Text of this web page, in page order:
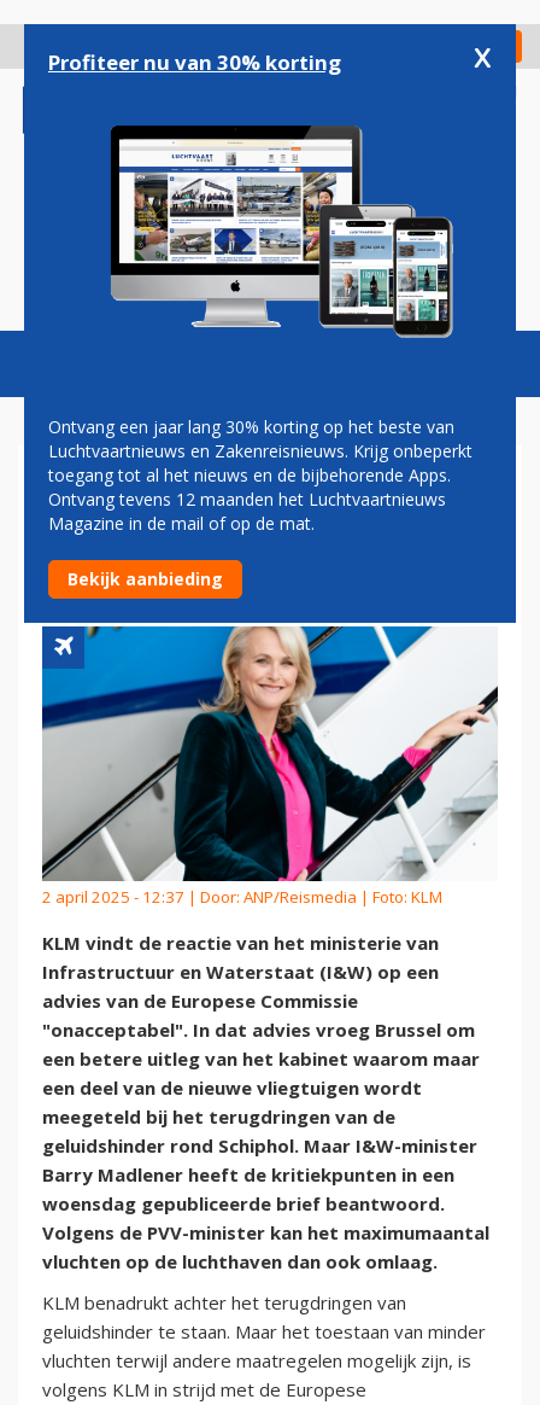
gaan
Check in
Magazine Podcasts Vacatures
KLM: REACTIE VAN MINISTER
MADLENER OP KRITIEK UIT
BRUSSEL IS 'ONACCEPTABEL'
2 april 2025 - 12:37 | Door: ANP/Reismedia | Foto: KLM
KLM vindt de reactie van het ministerie van
Infrastructuur en Waterstaat (I&W) op een
advies van de Europese Commissie
"onacceptabel". In dat advies vroeg Brussel om
een betere uitleg van het kabinet waarom maar
een deel van de nieuwe vliegtuigen wordt
meegeteld bij het terugdringen van de
geluidshinder rond Schiphol. Maar I&W-minister
Barry Madlener heeft de kritiekpunten in een
woensdag gepubliceerde brief beantwoord.
Volgens de PVV-minister kan het maximumaantal
vluchten op de luchthaven dan ook omlaag.
KLM benadrukt achter het terugdringen van
geluidshinder te staan. Maar het toestaan van minder
vluchten terwijl andere maatregelen mogelijk zijn, is
volgens KLM in strijd met de Europese
Profiteer nu van 30% korting x
Ontvang een jaar lang 30% korting op het beste van
Luchtvaartnieuws en Zakenreisnieuws. Krijg onbeperkt
toegang tot al het nieuws en de bijbehorende Apps.
Ontvang tevens 12 maanden het Luchtvaartnieuws
Magazine in de mail of op de mat.
Bekijk aanbieding